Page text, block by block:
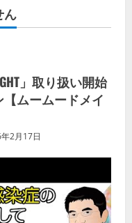
ん
」取り扱い開始
ムームードメイ
2月17日